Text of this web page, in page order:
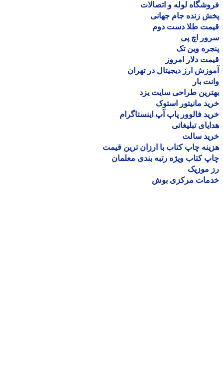
لوله و اتصالات
زنده جام جهانی
طلا دست دوم
اچ پی
وین تک
دلار امروز
ارز دیجیتال در تهران
بار
طراحی سایت یزد
مانیتور استوک
فالوور پاپ آپ اینستاگرام
تبلیغاتی
سالت
چاپ کتاب با ارزان ترین قیمت
کتاب ویژه رتبه بندی معلمان
موزیک
مرکزی بوش